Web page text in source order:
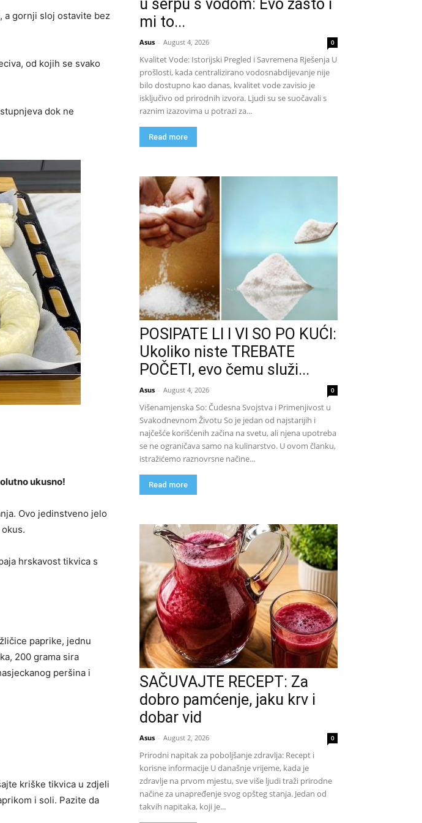
a gornji sloj ostavite bez
od kojih se svako
dok ne
ukusno!
Ovo jedinstveno jelo
hrskavost tikvica s
paprike, jednu
200 grama sira
peršina i
kriške tikvica u zdjeli
i soli. Pazite da
u šerpu s vodom: Evo zašto i
mi to...
Asus - August 4, 2026 0
Kvalitet Vode: Istorijski Pregled i Savremena Rješenja U
prošlosti, kada centralizirano vodosnabdijevanje nije
bilo dostupno kao danas, kvalitet vode zavisio je
isključivo od prirodnih izvora. Ljudi su se suočavali s
raznim izazovima u potrazi za...
Read more
POSIPATE LI I VI SO PO KUĆI:
Ukoliko niste TREBATE
POČETI, evo čemu služi...
Asus - August 4, 2026 0
Višenamjenska So: Čudesna Svojstva i Primenjivost u
Svakodnevnom Životu So je jedan od najstarijih i
najčešće korišćenih začina na svetu, ali njena upotreba
se ne ograničava samo na kulinarstvo. U ovom članku,
istražićemo raznovrsne načine...
Read more
SAČUVAJTE RECEPT: Za
dobro pamćenje, jaku krv i
dobar vid
Asus - August 2, 2026 0
Prirodni napitak za poboljšanje zdravlja: Recept i
korisne informacije U današnje vrijeme, kada je
zdravlje na prvom mjestu, sve više ljudi traži prirodne
načine za unapređenje svog opšteg stanja. Jedan od
takvih napitaka, koji je...